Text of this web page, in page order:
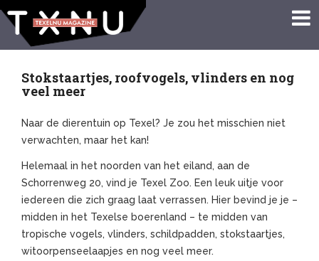
Stokstaartjes, roofvogels, vlinders en nog
veel meer
Naar de dierentuin op Texel? Je zou het misschien niet
verwachten, maar het kan!
Helemaal in het noorden van het eiland, aan de
Schorrenweg 20, vind je Texel Zoo. Een leuk uitje voor
iedereen die zich graag laat verrassen. Hier bevind je je –
midden in het Texelse boerenland – te midden van
tropische vogels, vlinders, schildpadden, stokstaartjes,
witoorpenseelaapjes en nog veel meer.